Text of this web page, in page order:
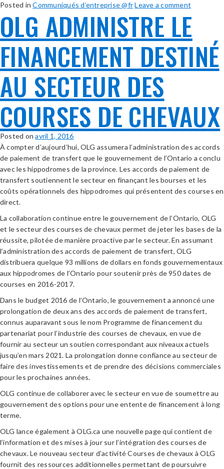
Posted inCommuniqués d’entreprise @frLeave a comment
OLG ADMINISTRE LE
FINANCEMENT DESTINÉ
AU SECTEUR DES
COURSES DE CHEVAUX
Posted onavril 1, 2016
À compter d’aujourd’hui, OLG assumera l’administration des accords
de paiement de transfert que le gouvernement de l’Ontario a conclu
avec les hippodromes de la province. Les accords de paiement de
transfert soutiennent le secteur en finançant les bourses et les
coûts opérationnels des hippodromes qui présentent des courses en
direct.
La collaboration continue entre le gouvernement de l’Ontario, OLG
et le secteur des courses de chevaux permet de jeter les bases de la
réussite, pilotée de manière proactive par le secteur. En assumant
l’administration des accords de paiement de transfert, OLG
distribuera quelque 93 millions de dollars en fonds gouvernementaux
aux hippodromes de l’Ontario pour soutenir près de 950 dates de
courses en 2016-2017.
Dans le budget 2016 de l’Ontario, le gouvernement a annoncé une
prolongation de deux ans des accords de paiement de transfert,
connus auparavant sous le nom Programme de financement du
partenariat pour l’industrie des courses de chevaux, en vue de
fournir au secteur un soutien correspondant aux niveaux actuels
jusqu’en mars 2021. La prolongation donne confiance au secteur de
faire des investissements et de prendre des décisions commerciales
pour les prochaines années.
OLG continue de collaborer avec le secteur en vue de soumettre au
gouvernement des options pour une entente de financement à long
terme.
OLG lance également à OLG.ca une nouvelle page qui contient de
l’information et des mises à jour sur l’intégration des courses de
chevaux. Le nouveau secteur d’activité Courses de chevaux à OLG
fournit des ressources additionnelles permettant de poursuivre